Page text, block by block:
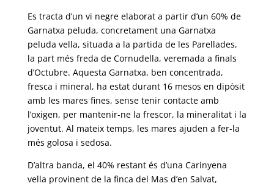
Es tracta d’un vi negre elaborat a partir d’un 60% de
Garnatxa peluda, concretament una Garnatxa
peluda vella, situada a la partida de les Parellades,
la part més freda de Cornudella, veremada a finals
d’Octubre. Aquesta Garnatxa, ben concentrada,
fresca i mineral, ha estat durant 16 mesos en dipòsit
amb les mares fines, sense tenir contacte amb
l’oxigen, per mantenir-ne la frescor, la mineralitat i la
joventut. Al mateix temps, les mares ajuden a fer-la
més golosa i sedosa.
D’altra banda, el 40% restant és d’una Carinyena
vella provinent de la finca del Mas d’en Salvat,